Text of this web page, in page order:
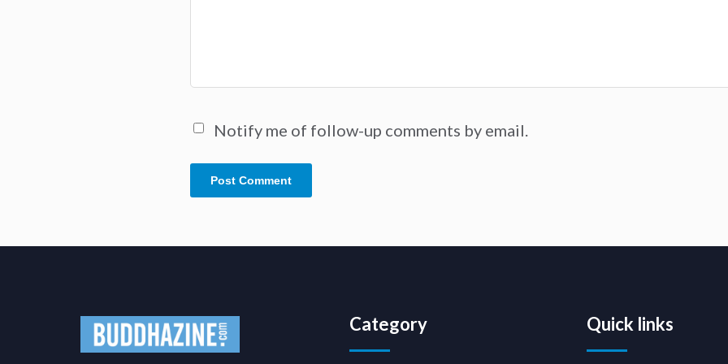
Notify me of follow-up comments by email.
Category Quick links